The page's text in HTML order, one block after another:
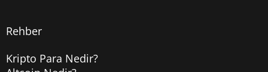
Rehber
Kripto Para Nedir?